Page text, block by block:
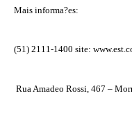
Mais informa?es:
(51) 2111-1400 site:
Rua Amadeo Rossi, 467 –